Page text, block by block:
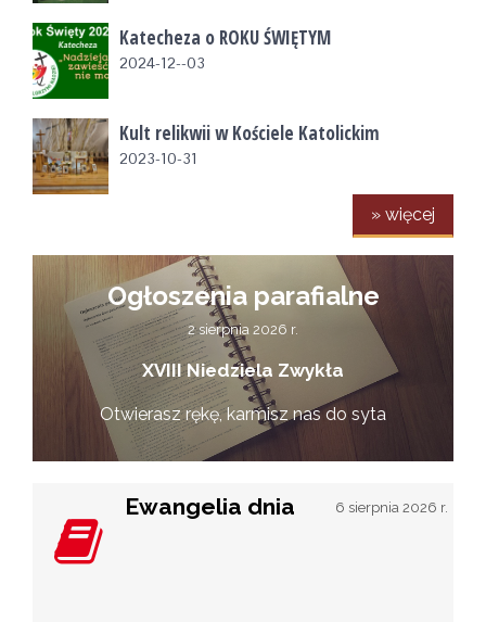
Katecheza o ROKU ŚWIĘTYM
2024-12--03
Kult relikwii w Kościele Katolickim
2023-10-31
» więcej
Ogłoszenia parafialne
2 sierpnia 2026 r.
XVIII Niedziela Zwykła
Otwierasz rękę, karmisz nas do syta
Ewangelia dnia 6 sierpnia 2026 r.